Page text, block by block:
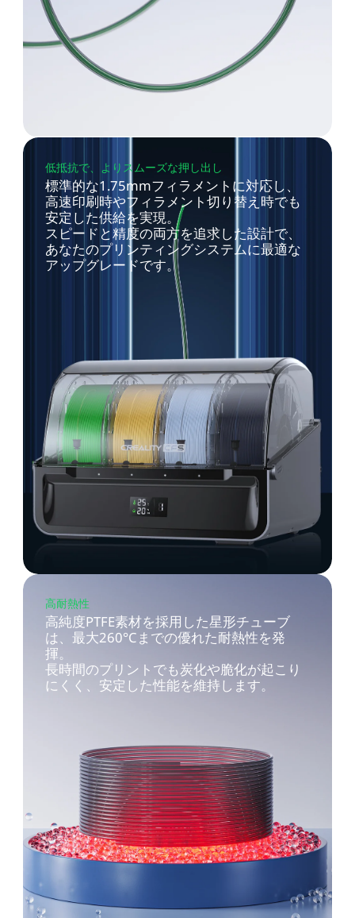
低抵抗で、よりスムーズな押し出し
標準的な1.75mmフィラメントに対応し、
高速印刷時やフィラメント切り替え時でも
安定した供給を実現。
スピードと精度の両方を追求した設計で、
あなたのプリンティングシステムに最適な
アップグレードです。
高耐熱性
高純度PTFE素材を採用した星形チューブ
は、最大260°Cまでの優れた耐熱性を発
揮。
長時間のプリントでも炭化や脆化が起こり
にくく、安定した性能を維持します。